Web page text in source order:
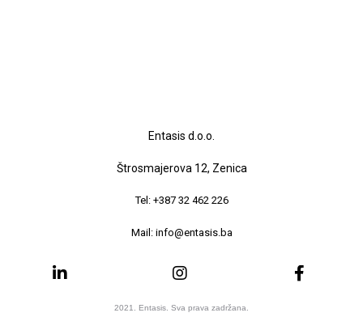
Entasis d.o.o.
Štrosmajerova 12, Zenica
Tel: +387 32 462 226
Mail: info@entasis.ba
2021. Entasis. Sva prava zadržana.